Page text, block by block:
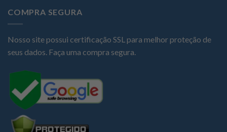
COMPRA SEGURA
Nosso site possui certificação SSL para melhor proteção de
seus dados. Faça uma compra segura.